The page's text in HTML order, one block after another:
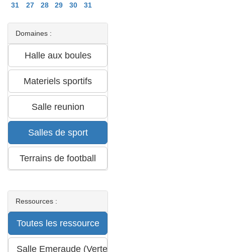
31
27 28 29 30 31
Domaines :
Ressources :